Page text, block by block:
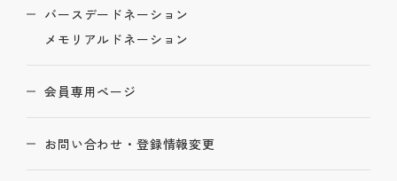
バースデードネーション
メモリアルドネーション
会員専用ページ
お問い合わせ・登録情報変更